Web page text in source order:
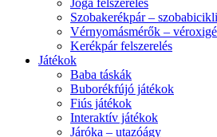
Jóga felszerelés
Szobakerékpár – szobabicikli
Vérnyomásmérők –
Kerékpár felszerelés
Játékok
Baba táskák
Buborékfújó játékok
Fiús játékok
Interaktív játékok
Járóka – utazóágy